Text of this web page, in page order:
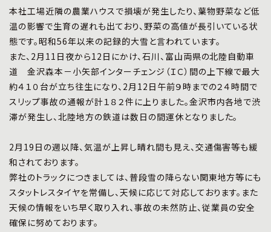
本社工場近隣の農業ハウスで損壊が発生したり、葉物野菜など低
温の影響で生育の遅れも出ており、野菜の高値が長引いている状
態です。昭和56年以来の記録的大雪と言われています。
また、2月11日夜から12日にかけ、石川、富山両県の北陸自動車
道 金沢森本－小矢部インターチェンジ（ＩＣ）間の上下線で最大
約４１０台が立ち往生になり、2月12日午前９時までの２４時間で
スリップ事故の通報が計１８２件に上りました。金沢市内各地で渋
滞が発生し、北陸地方の鉄道は数日の間運休となりました。
2月19日の週以降、気温が上昇し晴れ間も見え、交通傷害等も緩
和されております。
弊社のトラックにつきましては、普段雪の降らない関東地方等にも
スタットレスタイヤを常備し、天候に応じて対応しております。また
天候の情報をいち早く取り入れ、事故の未然防止、従業員の安全
確保に努めております。